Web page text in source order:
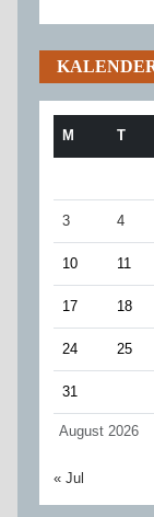
August 2026
M T
3 4
10 11
17 18
24 25
31
« Jul